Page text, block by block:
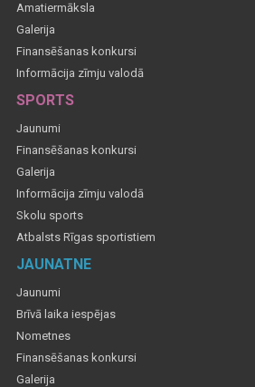
Amatiermāksla
Galerija
Finansēšanas konkursi
Informācija zīmju valodā
SPORTS
Jaunumi
Finansēšanas konkursi
Galerija
Informācija zīmju valodā
Skolu sports
Atbalsts Rīgas sportistiem
JAUNATNE
Jaunumi
Brīvā laika iespējas
Nometnes
Finansēšanas konkursi
Galerija